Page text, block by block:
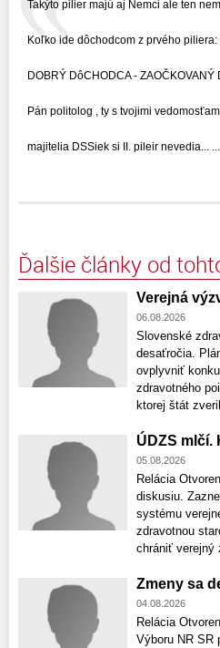
Takýto pilier majú aj Nemci ale ten
Koľko ide dôchodcom z prvého piliera:
DOBRÝ DôCHODCA - ZAOČKOVANÝ
Pán politolog , ty s tvojimi
majitelia DSSiek si II. pileir nevedia... ...
Ďalšie články od
Verejná
06.08.2026
Slovenské
desaťročia.
ovplyvniť
zdravotného
ktorej štát
ÚDZS
05.08.2026
Relácia
diskusiu.
systému
zdravotnou
chrániť verejný
Zmeny sa
04.08.2026
Relácia
Výboru NR SR